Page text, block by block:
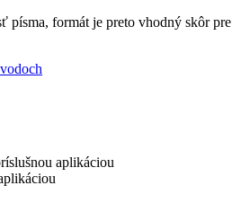
písma, formát je preto vhodný skôr pre
aplikáciou